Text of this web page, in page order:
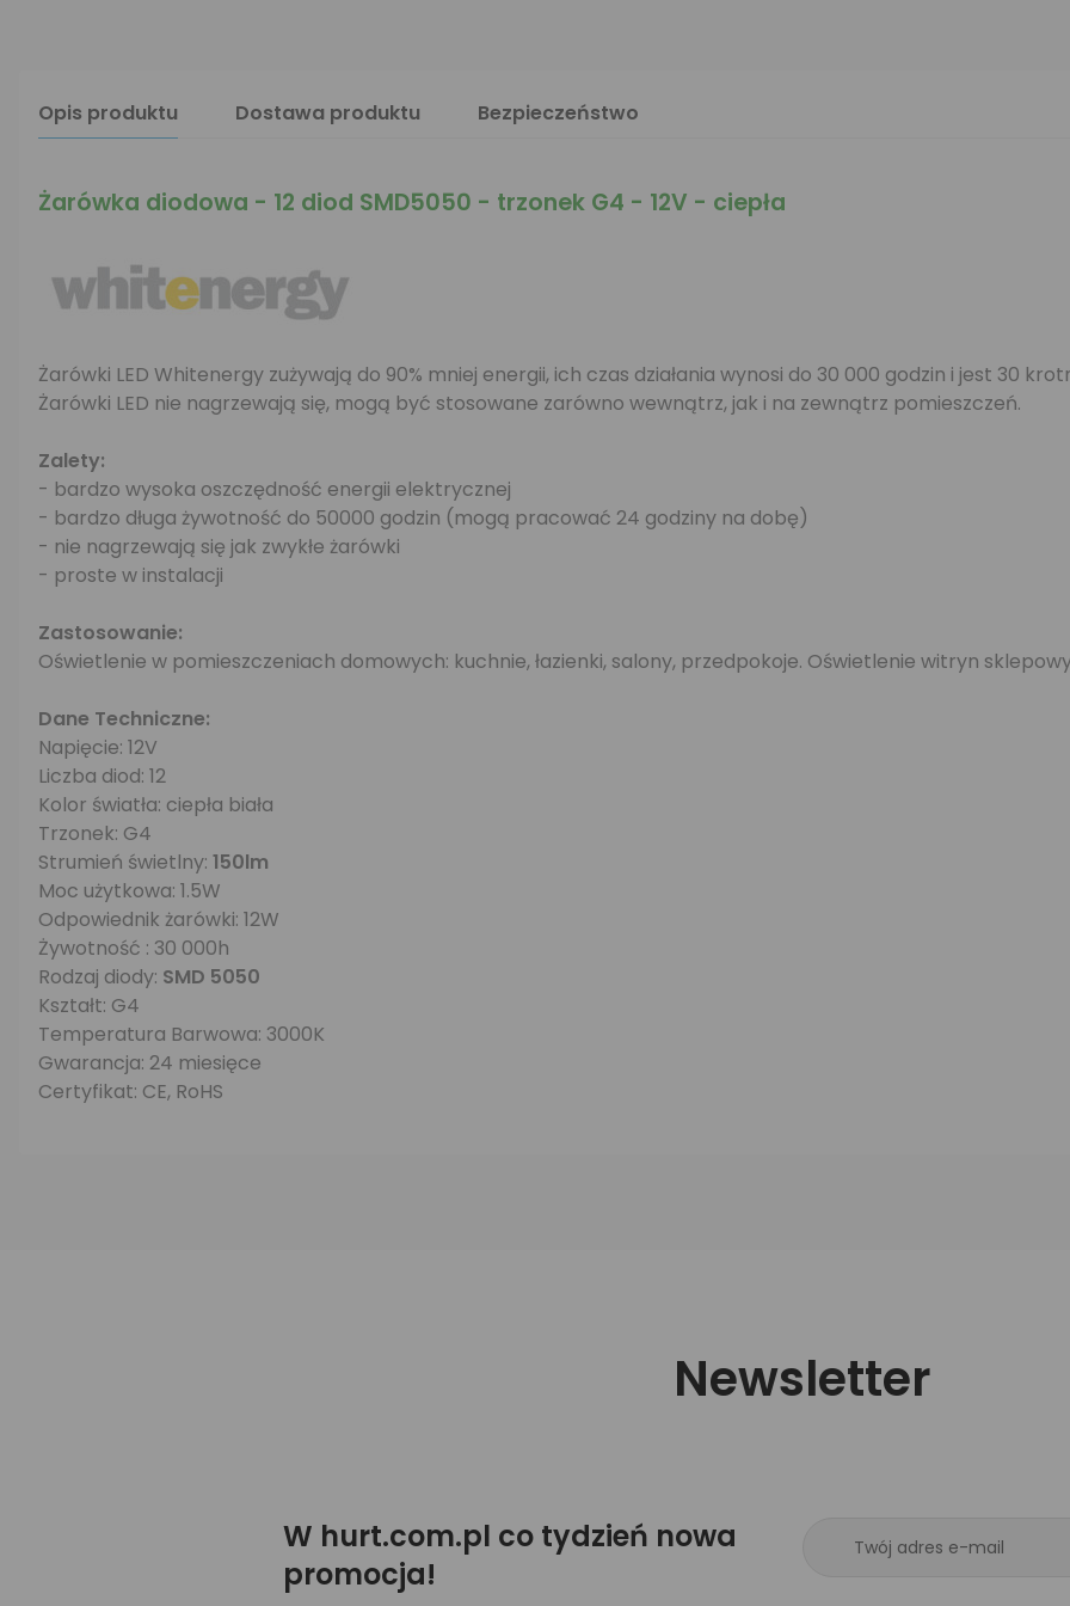
Opis produktu Dostawa produktu Bezpieczeństwo
Żarówka diodowa - 12 diod SMD5050 - trzonek G4 - 12V - ciepła
Żarówki LED Whitenergy zużywają do 90% mniej energii, ich czas działania wynosi do 30 000 godzin i jest 30
Żarówki LED nie nagrzewają się, mogą być stosowane zarówno wewnątrz, jak i na zewnątrz pomieszczeń.
Zalety:
- bardzo wysoka oszczędność energii elektrycznej
- bardzo długa żywotność do 50000 godzin (mogą pracować 24 godziny na dobę)
- nie nagrzewają się jak zwykłe żarówki
- proste w instalacji
Zastosowanie:
Oświetlenie w pomieszczeniach domowych: kuchnie, łazienki, salony, przedpokoje. Oświetlenie witryn
Dane Techniczne:
Napięcie: 12V
Liczba diod: 12
Kolor światła: ciepła biała
Trzonek: G4
Strumień świetlny: 150lm
Moc użytkowa: 1.5W
Odpowiednik żarówki: 12W
Żywotność : 30 000h
Rodzaj diody: SMD 5050
Kształt: G4
Temperatura Barwowa: 3000K
Gwarancja: 24 miesięce
Certyfikat: CE, RoHS
Newsletter
W hurt.com.pl co tydzień nowa
promocja!